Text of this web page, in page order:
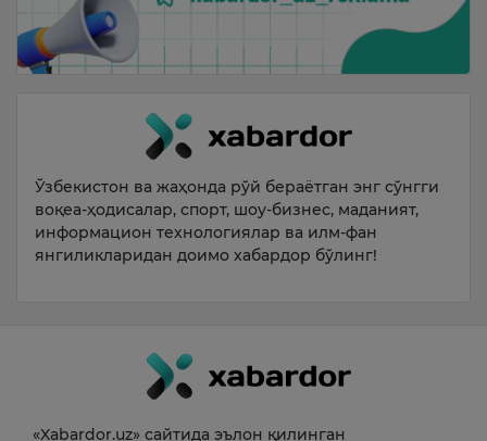
Ўзбекистон ва жаҳонда рўй бераётган энг сўнгги
воқеа-ҳодисалар, спорт, шоу-бизнес, маданият,
информацион технологиялар ва илм-фан
янгиликларидан доимо хабардор бўлинг!
«Xabardor.uz» сайтида эълон қилинган